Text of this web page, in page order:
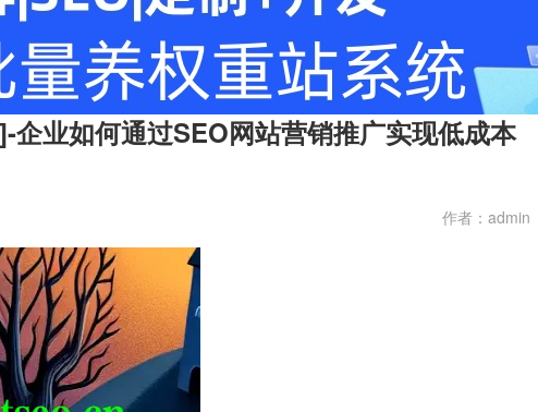
企业如何通过SEO网站营销推广实现低成本
作者：admin